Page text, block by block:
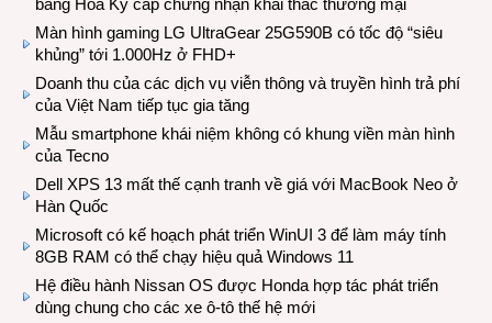
bang Hoa Kỳ cấp chứng nhận khai thác thương mại
Màn hình gaming LG UltraGear 25G590B có tốc độ “siêu
khủng” tới 1.000Hz ở FHD+
Doanh thu của các dịch vụ viễn thông và truyền hình trả phí
của Việt Nam tiếp tục gia tăng
Mẫu smartphone khái niệm không có khung viền màn hình
của Tecno
Dell XPS 13 mất thế cạnh tranh về giá với MacBook Neo ở
Hàn Quốc
Microsoft có kế hoạch phát triển WinUI 3 để làm máy tính
8GB RAM có thể chạy hiệu quả Windows 11
Hệ điều hành Nissan OS được Honda hợp tác phát triển
dùng chung cho các xe ô-tô thế hệ mới